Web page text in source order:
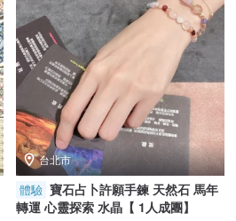
台北市
體驗 寶石占卜許願手鍊 天然石 馬年
轉運 心靈探索 水晶【 1人成團】